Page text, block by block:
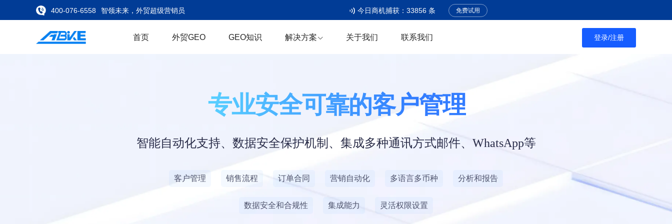
400-076-6558 智领未来，外贸超级营销员 今日商机捕获： 33856条 免费试用
首页 外贸GEO GEO知识 解决方案 关于我们 联系我们 登录/注册
专业安全
智能自动化支持、数据安全保护机制、集成多种通讯方式邮件、WhatsApp等
客户管理 销售流程 订单合同 营销自动化 多语言多币种 分析和报告
数据安全和合规性 集成能力 灵活权限设置